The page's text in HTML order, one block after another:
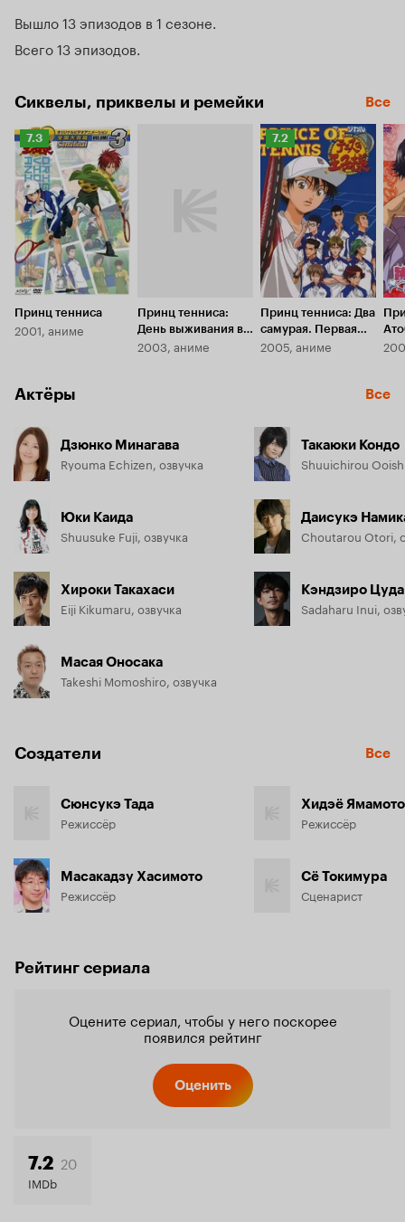
Вышло 13 эпизодов в 1 сезоне
Всего 13 эпизодов
Сиквелы, приквелы и ремейки Все
Рейтинг
Кинопоиска
7.3
7.3
Принц тенниса
2001, аниме
Принц тенниса:
День выживания в
горах
2003, аниме
Рейтинг
Кинопоиска
7.2
7.2
Принц тенниса: Два
самурая. Первая
игра
2005, аниме
Актёры Все
Дзюнко Минагава
Ryouma Echizen, озвучка
Юки Каида
Shuusuke Fuji, озвучка
Хироки Такахаси
Eiji Kikumaru, озвучка
Масая Оносака
Takeshi Momoshiro, озвучка
Такаюки Кондо
Shuuichirou
Даисукэ
Choutarou Otori,
Кэндзиро Цуда
Sadaharu Inui,
Создатели Все
Сюнсукэ Тада
Режиссёр
Масакадзу Хасимото
Режиссёр
Хидэё Ямамото
Режиссёр
Сё Токимура
Сценарист
Рейтинг сериала
Оцените сериал, чтобы у него поскорее
появился рейтинг
Оценить
7.2 20
IMDb